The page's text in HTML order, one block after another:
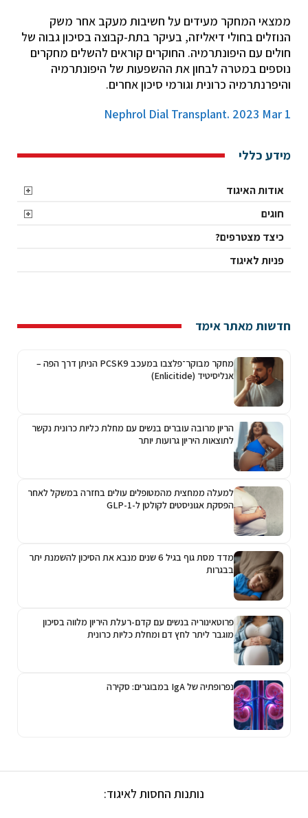
ממצאי המחקר מעידים על חשיבות מעקב אחר משק
הנוזלים בחולי דיאליזה, בעיקר בתת-קבוצה בסיכון גבוה של
חולים עם היפונתרמיה. החוקרים קוראים להשלים מחקרים
נוספים במטרה לבחון את ההשפעות של היפונתרמיה
והיפרנתרמיה כרונית וגורמי סיכון אחרים.
Nephrol Dial Transplant. 2023 Mar 1
מידע כללי
אודות האיגוד
חוגים
כיצד מצטרפים?
פניות לאיגוד
חדשות מאתר אימד
מחקר מבוקר־פלצבו במעכב PCSK9 הניתן דרך הפה –
אנליסיטיד (Enlicitide)
הריון מרובה עוברים בנשים עם מחלת כליות כרונית נקשר
לתוצאות היריון גרועות יותר
למעלה ממחצית מהמטופלים עולים בחזרה במשקל לאחר
הפסקת אגוניסטים לקולטן ל-GLP-1
מדד מסת גוף בגיל 6 שנים מנבא את הסיכון להשמנת יתר
בבגרות
פרוטאינוריה בנשים עם קדם-רעלת היריון מלווה בסיכון
מוגבר ליתר לחץ דם ומחלת כליות כרונית
נפרופתיה של IgA במבוגרים: סקירה
נותנות החסות לאיגוד: